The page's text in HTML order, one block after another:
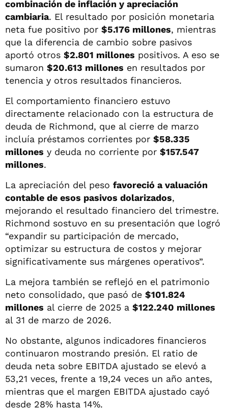
combinación de inflación y apreciación
cambiaria. El resultado por posición monetaria
neta fue positivo por $5.176 millones, mientras
que la diferencia de cambio sobre pasivos
aportó otros $2.801 millones positivos. A eso se
sumaron $20.613 millones en resultados por
tenencia y otros resultados financieros.
El comportamiento financiero estuvo
directamente relacionado con la estructura de
deuda de Richmond, que al cierre de marzo
incluía préstamos corrientes por $58.335
millones y deuda no corriente por $157.547
millones.
La apreciación del peso favoreció a valuación
contable de esos pasivos dolarizados,
mejorando el resultado financiero del trimestre.
Richmond sostuvo en su presentación que logró
“expandir su participación de mercado,
optimizar su estructura de costos y mejorar
significativamente sus márgenes operativos”.
La mejora también se reflejó en el patrimonio
neto consolidado, que pasó de $101.824
millones al cierre de 2025 a $122.240 millones
al 31 de marzo de 2026.
No obstante, algunos indicadores financieros
continuaron mostrando presión. El ratio de
deuda neta sobre EBITDA ajustado se elevó a
53,21 veces, frente a 19,24 veces un año antes,
mientras que el margen EBITDA ajustado cayó
desde 28% hasta 14%.